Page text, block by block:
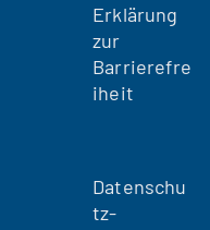
Erklärung
zur
Barrierefre
iheit
Datenschu
tz-